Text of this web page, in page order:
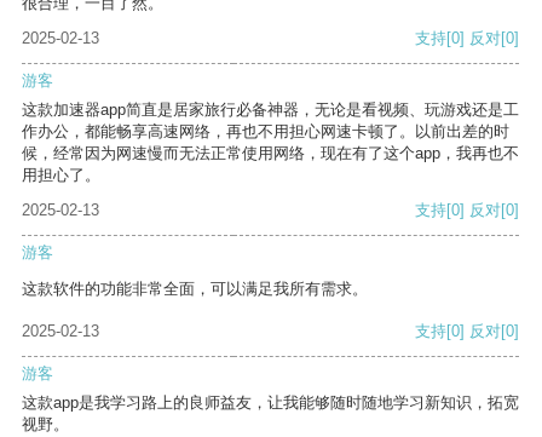
2025-02-13
支持[0] 反对[0]
游客
这款加速器app简直是居家旅行必备神器，无论是看视频、玩游戏还是工
作办公，都能畅享高速网络，再也不用担心网速卡顿了。以前出差的时
候，经常因为网速慢而无法正常使用网络，现在有了这个app，我再也不
用担心了。
2025-02-13
支持[0] 反对[0]
游客
这款软件的功能非常全面，可以满足我所有需求。
2025-02-13 支持[0] 反对[0]
游客
这款app是我学习路上的良师益友，让我能够随时随地学习新知识，拓宽
视野。